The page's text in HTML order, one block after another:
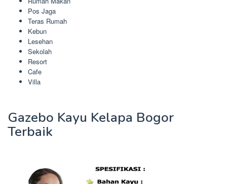
Pos Jaga
Teras Rumah
Kebun
Lesehan
Sekolah
Resort
Cafe
Villa
Gazebo Kayu Kelapa Bogor
Terbaik